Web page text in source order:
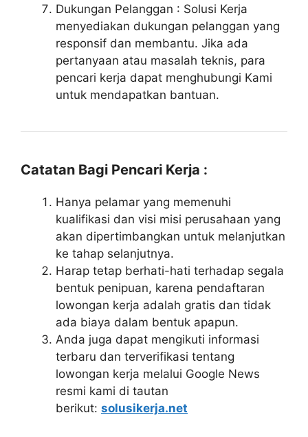
Dukungan Pelanggan : Solusi Kerja
menyediakan dukungan pelanggan yang
responsif dan membantu. Jika ada
pertanyaan atau masalah teknis, para
pencari kerja dapat menghubungi Kami
untuk mendapatkan bantuan.
Catatan Bagi Pencari Kerja :
Hanya pelamar yang memenuhi
kualifikasi dan visi misi perusahaan yang
akan dipertimbangkan untuk melanjutkan
ke tahap selanjutnya.
Harap tetap berhati-hati terhadap segala
bentuk penipuan, karena pendaftaran
lowongan kerja adalah gratis dan tidak
ada biaya dalam bentuk apapun.
Anda juga dapat mengikuti informasi
terbaru dan terverifikasi tentang
lowongan kerja melalui Google News
resmi kami di tautan
berikut: solusikerja.net